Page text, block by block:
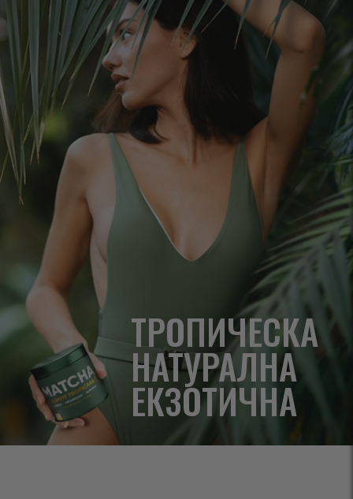
ТРОПИЧЕСКА
НАТУРАЛНА
ЕКЗОТИЧНА